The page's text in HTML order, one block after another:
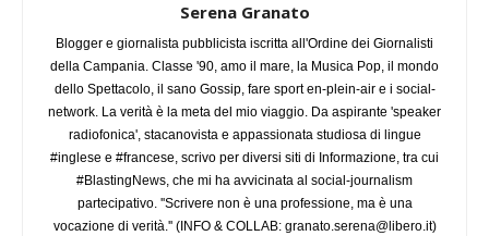
Serena Granato
Blogger e giornalista pubblicista iscritta all'Ordine dei Giornalisti
della Campania. Classe '90, amo il mare, la Musica Pop, il mondo
dello Spettacolo, il sano Gossip, fare sport en-plein-air e i social-
network. La verità è la meta del mio viaggio. Da aspirante 'speaker
radiofonica', stacanovista e appassionata studiosa di lingue
#inglese e #francese, scrivo per diversi siti di Informazione, tra cui
#BlastingNews, che mi ha avvicinata al social-journalism
partecipativo. ''Scrivere non è una professione, ma è una
vocazione di verità.'' (INFO & COLLAB: granato.serena@libero.it)